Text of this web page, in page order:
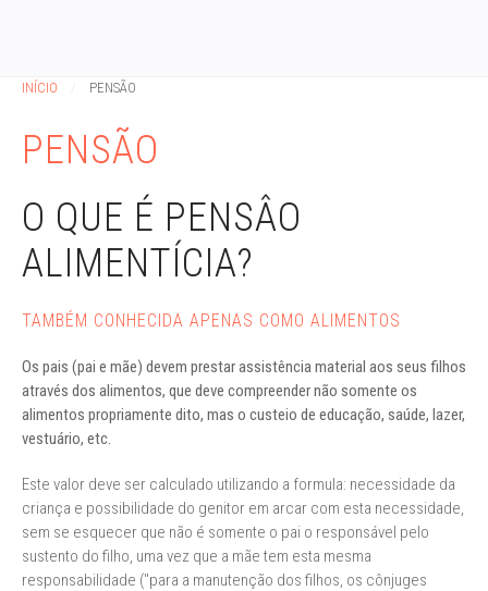
INÍCIO PENSÃO
PENSÃO
O QUE É PENSÂO
ALIMENTÍCIA?
TAMBÉM CONHECIDA APENAS COMO ALIMENTOS
Os pais (pai e mãe) devem prestar assistência material aos seus filhos
através dos alimentos, que deve compreender não somente os
alimentos propriamente dito, mas o custeio de educação, saúde, lazer,
vestuário, etc.
Este valor deve ser calculado utilizando a formula: necessidade da
criança e possibilidade do genitor em arcar com esta necessidade,
sem se esquecer que não é somente o pai o responsável pelo
sustento do filho, uma vez que a mãe tem esta mesma
responsabilidade ("para a manutenção dos filhos, os cônjuges